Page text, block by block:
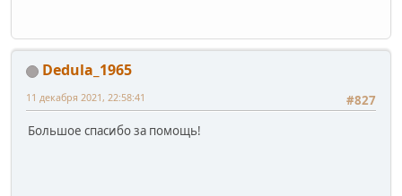
Dedula_1965
#827
11 декабря 2021, 22:58:41
Большое спасибо за помощь!